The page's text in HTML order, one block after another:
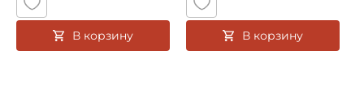
В корзину В корзину